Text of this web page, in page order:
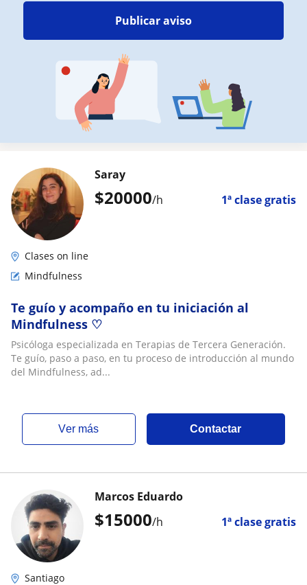
Publicar aviso
$20000/h 1ª clase gratis
Saray
Clases on line
Mindfulness
Te guío y acompaño en tu iniciación al
Mindfulness ♡
Psicóloga especializada en Terapias de Tercera Generación.
Te guío, paso a paso, en tu proceso de introducción al mundo
del Mindfulness, ad...
ver más Contactar
$15000/h 1ª clase gratis
Marcos Eduardo
Santiago